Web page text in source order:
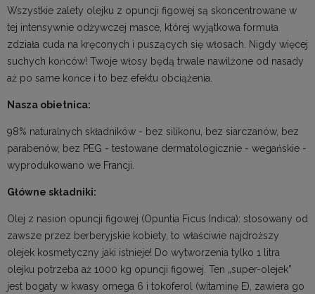
Wszystkie zalety olejku z opuncji figowej są skoncentrowane w
tej intensywnie odżywczej masce, której wyjątkowa formuła
zdziała cuda na kręconych i puszących się włosach. Nigdy więcej
suchych końców! Twoje włosy będą trwale nawilżone od nasady
aż po same końce i to bez efektu obciążenia.
Nasza obietnica:
98% naturalnych składników - bez silikonu, bez siarczanów, bez
parabenów, bez PEG - testowane dermatologicznie - wegańskie -
wyprodukowano we Francji.
Główne składniki:
Olej z nasion opuncji figowej (Opuntia Ficus Indica): stosowany od
zawsze przez berberyjskie kobiety, to właściwie najdroższy
olejek kosmetyczny jaki istnieje! Do wytworzenia tylko 1 litra
olejku potrzeba aż 1000 kg opuncji figowej. Ten „super-olejek”
jest bogaty w kwasy omega 6 i tokoferol (witaminę E), zawiera go